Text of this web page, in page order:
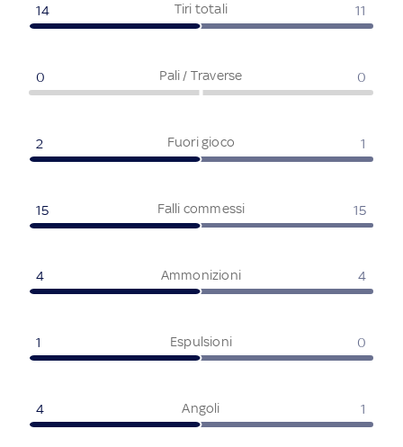
Tiri totali
14 11
Pali / Traverse
0 0
Fuori gioco
2 1
Falli commessi
15 15
Ammonizioni
4 4
Espulsioni
1 0
Angoli
4 1